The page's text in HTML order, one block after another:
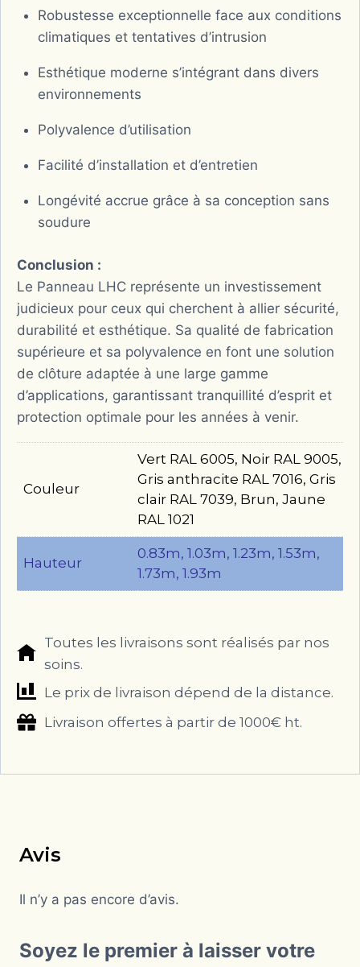
Robustesse exceptionnelle face aux conditions
climatiques et tentatives d’intrusion
Esthétique moderne s’intégrant dans divers
environnements
Polyvalence d’utilisation
Facilité d’installation et d’entretien
Longévité accrue grâce à sa conception sans
soudure
Conclusion :
Le Panneau LHC représente un investissement
judicieux pour ceux qui cherchent à allier sécurité,
durabilité et esthétique. Sa qualité de fabrication
supérieure et sa polyvalence en font une solution
de clôture adaptée à une large gamme
d’applications, garantissant tranquillité d’esprit et
protection optimale pour les années à venir.
Couleur
Vert RAL 6005, Noir RAL 9005,
Gris anthracite RAL 7016, Gris
clair RAL 7039, Brun, Jaune
RAL 1021
Hauteur
0.83m, 1.03m, 1.23m, 1.53m,
1.73m, 1.93m
Toutes les livraisons sont réalisés par nos
soins.
Le prix de livraison dépend de la distance.
Livraison offertes à partir de 1000€ ht.
Avis
Il n’y a pas encore d’avis.
Soyez le premier à laisser votre